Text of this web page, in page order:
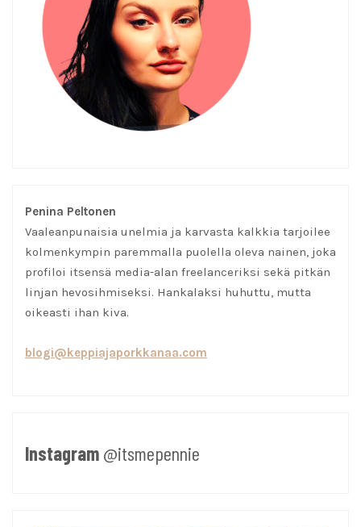
Penina Peltonen
Vaaleanpunaisia unelmia ja karvasta kalkkia tarjoilee
kolmenkympin paremmalla puolella oleva nainen, joka
profiloi itsensä media-alan freelanceriksi sekä pitkän
linjan hevosihmiseksi. Hankalaksi huhuttu, mutta
oikeasti ihan kiva.
blogi@keppiajaporkkanaa.com
Instagram @itsmepennie